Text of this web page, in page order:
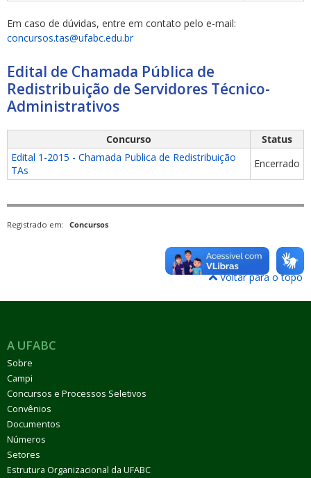
Em caso de dúvidas, entre em contato pelo e-mail:
concursos.tas@ufabc.edu.br
Edital de Chamada Pública de
Redistribuição de Servidores Técnico-
Administrativos
Concurso
Status
Edital 1-2015 - Chamada Publica de Redistribuição
TAs
Encerrado
Registrado em: Concursos
Voltar para o topo
A UFABC
Sobre
Campi
Concursos e Processos Seletivos
Convênios
Documentos
Números
Setores
Estrutura Organizacional da UFABC